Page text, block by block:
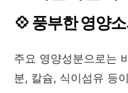
💠 풍부한 영양
주요 영양성분으로는
분, 칼슘, 식이섬유 등